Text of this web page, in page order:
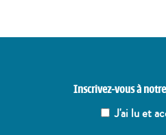
Inscrivez-vous à
J'ai lu et